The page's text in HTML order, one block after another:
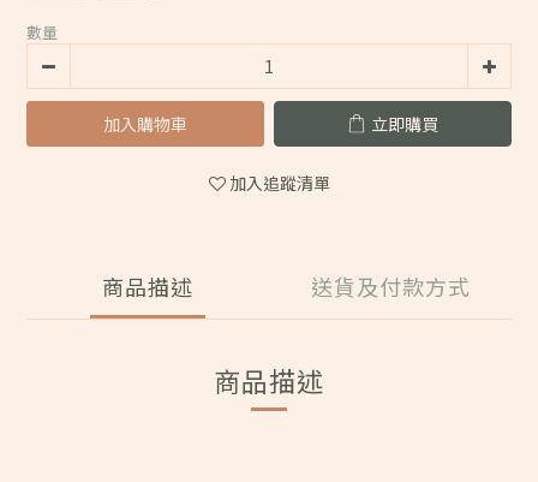
數量
加入購物車 立即購買
加入追蹤清單
商品描述 送貨及付款方式
商品描述